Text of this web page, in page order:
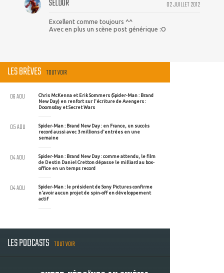
02 JUILLET 2012
SELDOR
Excellent comme toujours ^^
Avec en plus un scène post générique :O
LES BRÈVES TOUT VOIR
Chris McKenna et Erik Sommers (Spider-Man : Brand
New Day) en renfort sur l'écriture de Avengers :
Doomsday et Secret Wars
06 AOU
Spider-Man : Brand New Day : en France, un succès
record aussi avec 3 millions d'entrées en une
semaine
05 AOU
Spider-Man : Brand New Day : comme attendu, le film
de Destin Daniel Cretton dépasse le milliard au box-
office en un temps record
04 AOU
Spider-Man : le président de Sony Pictures confirme
n'avoir aucun projet de spin-off en développement
actif
04 AOU
LES PODCASTS TOUT VOIR